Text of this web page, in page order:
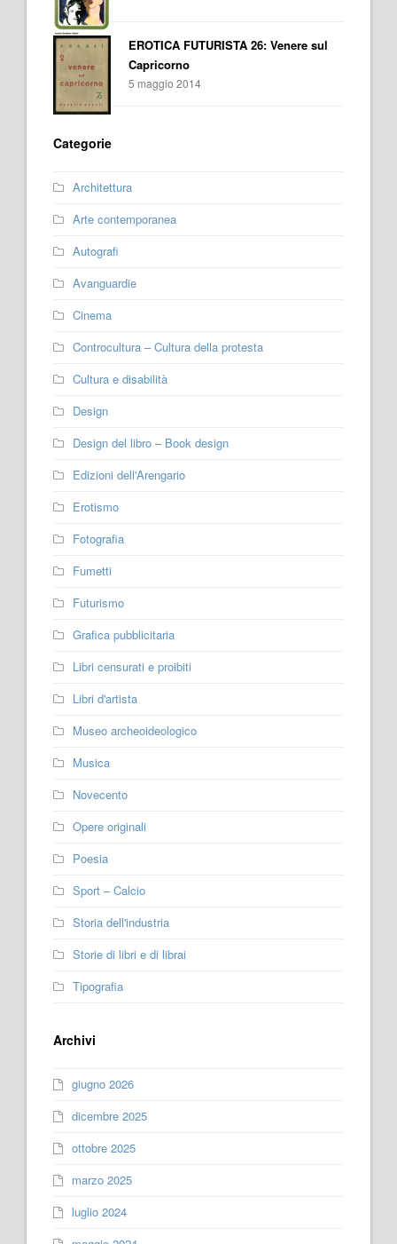
EROTICA FUTURISTA 26: Venere sul
Capricorno
5 maggio 2014
Categorie
Architettura
Arte contemporanea
Autografi
Avanguardie
Cinema
Controcultura – Cultura della protesta
Cultura e disabilità
Design
Design del libro – Book design
Edizioni dell'Arengario
Erotismo
Fotografia
Fumetti
Futurismo
Grafica pubblicitaria
Libri censurati e proibiti
Libri d'artista
Museo archeoideologico
Musica
Novecento
Opere originali
Poesia
Sport – Calcio
Storia dell'industria
Storie di libri e di librai
Tipografia
Archivi
giugno 2026
dicembre 2025
ottobre 2025
marzo 2025
luglio 2024